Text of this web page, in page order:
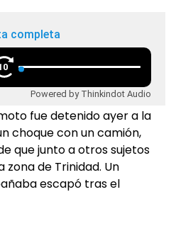
completa
Powered by Thinkindot Audio
fue detenido ayer a la
choque con un camión,
que junto a otros sujetos
de Trinidad. Un
escapó tras el